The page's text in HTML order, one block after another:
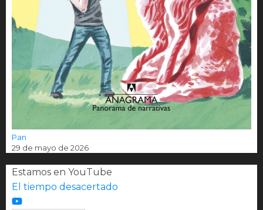
Pan
29 de mayo de 2026
Estamos en YouTube
El tiempo desacertado